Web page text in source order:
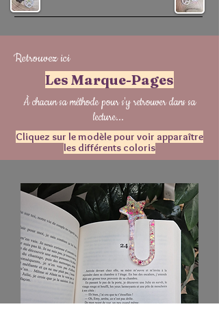
Retrouvez ici
Les Marque-Pages
À chacun sa méthode pour s'y retrouver dans sa
lecture...
Cliquez sur le modèle pour voir apparaître
les différents coloris